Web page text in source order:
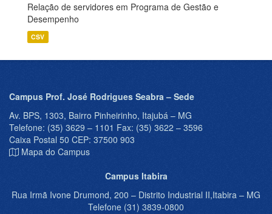
Relação de servidores em Programa de Gestão e
Desempenho
CSV
Campus Prof. José Rodrigues Seabra – Sede
Av. BPS, 1303, Bairro Pinheirinho, Itajubá – MG
Telefone: (35) 3629 – 1101 Fax: (35) 3622 – 3596
Caixa Postal 50 CEP: 37500 903
Mapa do Campus
Campus Itabira
Rua Irmã Ivone Drumond, 200 – Distrito Industrial II,Itabira – MG
Telefone (31) 3839-0800